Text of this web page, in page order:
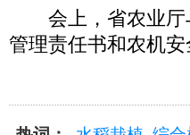
会上，省农业厅
管理责任书和农机安